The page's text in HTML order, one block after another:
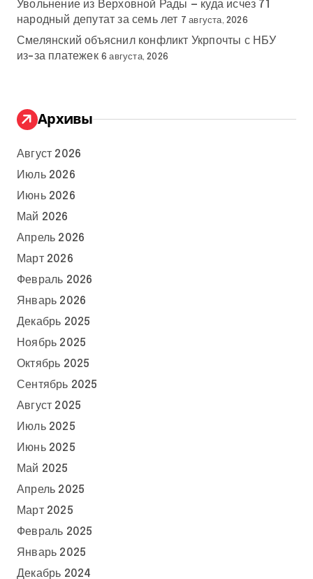
Увольнение из Верховной Рады — куда исчез 71
народный депутат за семь лет 7 августа, 2026
Смелянский объяснил конфликт Укрпочты с НБУ
из-за платежек 6 августа, 2026
Архивы
Август 2026
Июль 2026
Июнь 2026
Май 2026
Апрель 2026
Март 2026
Февраль 2026
Январь 2026
Декабрь 2025
Ноябрь 2025
Октябрь 2025
Сентябрь 2025
Август 2025
Июль 2025
Июнь 2025
Май 2025
Апрель 2025
Март 2025
Февраль 2025
Январь 2025
Декабрь 2024